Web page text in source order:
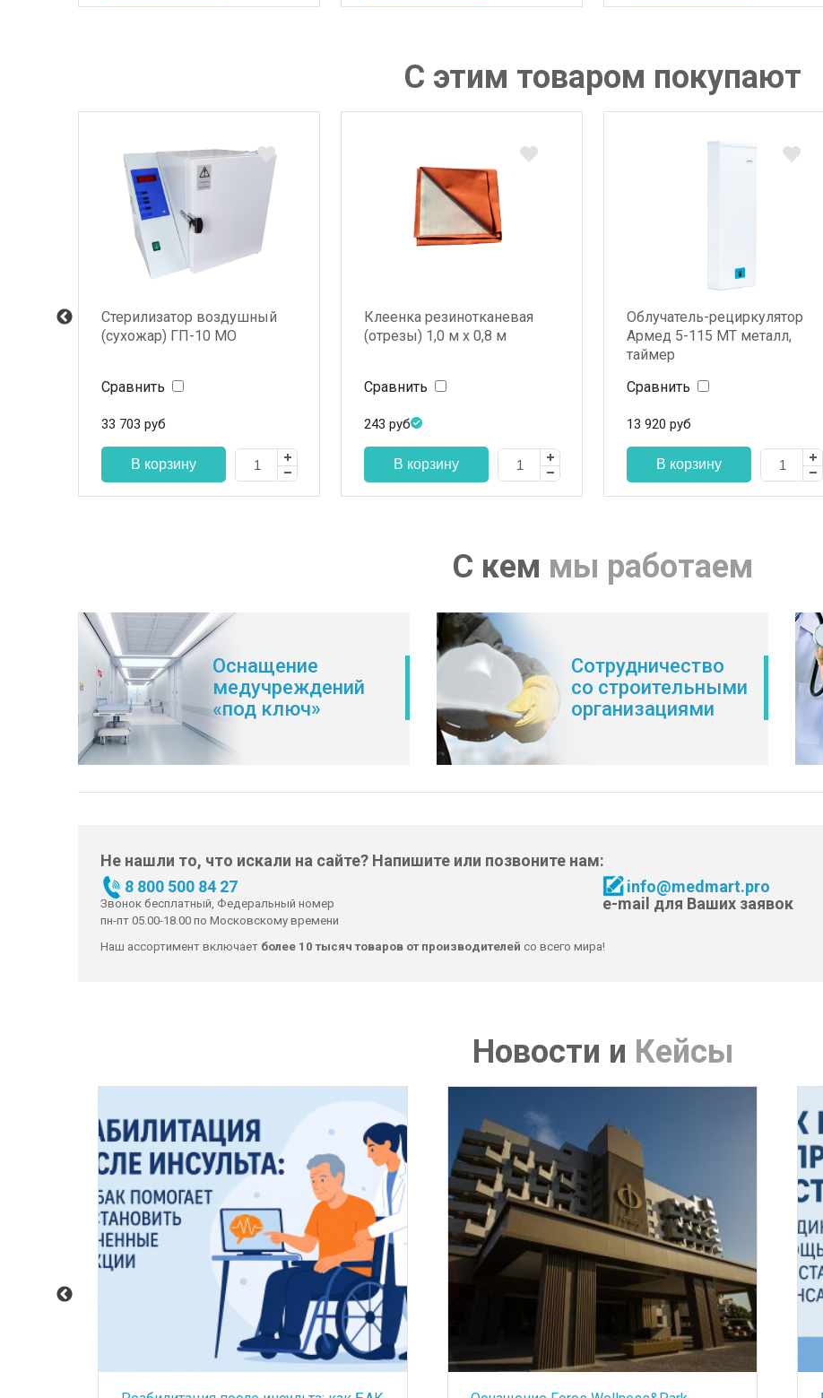
С этим товаром покупают
Стерилизатор воздушный
(сухожар) ГП-10 МО
Сравнить
33 703 руб
Клеенка резинотканевая
(отрезы) 1,0 м х 0,8 м
Сравнить
243 руб
Облучатель-рециркулятор
Армед 5-115 МТ металл,
таймер
Сравнить
13 920 руб
С кем мы работаем
Оснащение
медучреждений
«под ключ»
Сотрудничество
со строительными
организациями
Не нашли то, что искали на сайте? Напишите или позвоните нам:
8 800 500 84 27
Звонок бесплатный, Федеральный номер
пн-пт 05.00-18.00 по Московскому времени
info@medmart.pro
e-mail для Ваших заявок
Наш ассортимент включает более 10 тысяч товаров от производителей со всего мира!
Новости и Кейсы